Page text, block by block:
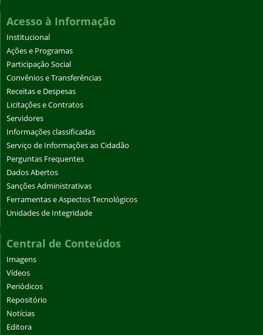
Acesso à Informação
Institucional
Ações e Programas
Participação Social
Convênios e Transferências
Receitas e Despesas
Licitações e Contratos
Servidores
Informações classificadas
Serviço de Informações ao Cidadão
Perguntas Frequentes
Dados Abertos
Sanções Administrativas
Ferramentas e Aspectos Tecnológicos
Unidades de Integridade
Central de Conteúdos
Imagens
Vídeos
Periódicos
Repositório
Notícias
Editora